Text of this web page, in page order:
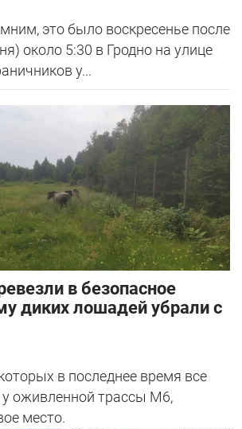
это было воскресенье после
около 5:30 в Гродно на улице
у...
в безопасное
диких лошадей убрали с
в последнее время все
у оживленной трассы М6,
место.